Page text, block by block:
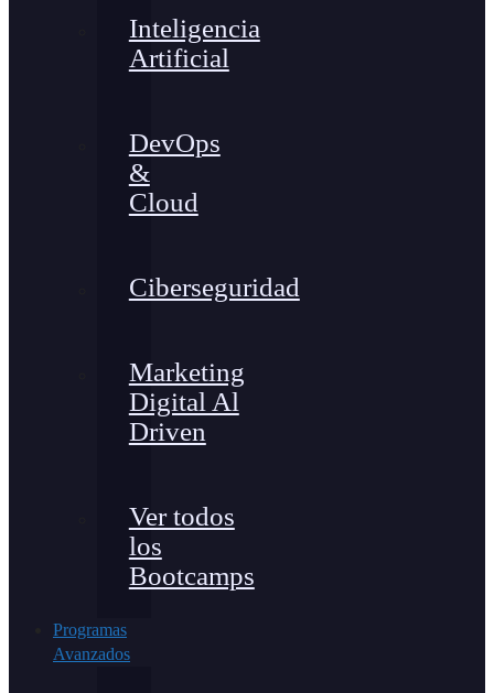
Inteligencia
Artificial
DevOps
&
Cloud
Ciberseguridad
Marketing
Digital Al
Driven
Ver todos
los
Bootcamps
Programas
Avanzados